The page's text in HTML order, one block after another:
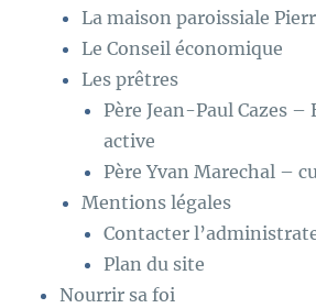
La maison paroissiale
Le Conseil économique
Les prêtres
Père Jean-Paul Cazes –
active
Père Yvan Marechal –
Mentions légales
Contacter
Plan du site
Nourrir sa foi